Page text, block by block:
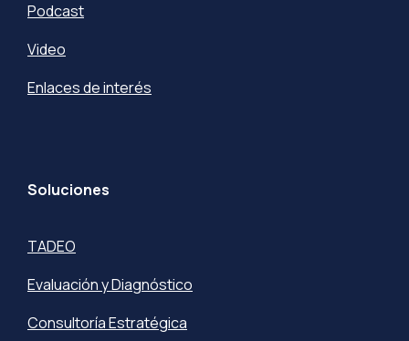
Podcast
Video
Enlaces de interés
Soluciones
TADEO
Evaluación y Diagnóstico
Consultoría Estratégica